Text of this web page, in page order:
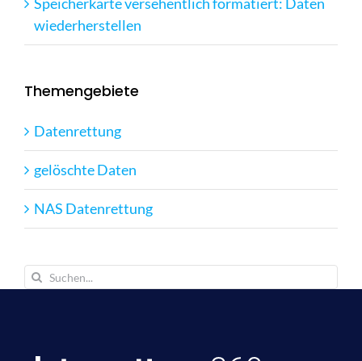
wiederherstellen
Themengebiete
Datenrettung
gelöschte Daten
NAS Datenrettung
Suche